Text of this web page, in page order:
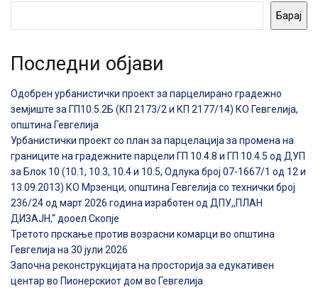
Барај
Последни објави
Одобрен урбанистички проект за парцелирано градежно
земјиште за ГП10.5.2Б (КП 2173/2 и КП 2177/14) КО Гевгелија,
општина Гевгелија
Урбанистички проект со план за парцелација за промена на
границите на градежните парцели ГП 10.4.8 и ГП 10.4.5 од ДУП
за Блок 10 (10.1, 10.3, 10.4 и 10.5, Одлука број 07-1667/1 од 12 и
13.09.2013) КО Мрзенци, општина Гевгелија со технички број
236/24 од март 2026 година изработен од ДПУ,,ПЛАН
ДИЗАЈН,“ дооел Скопје
Третото прскање против возрасни комарци во општина
Гевгелија на 30 јули 2026
Започна реконструкцијата на просторија за едукативен
центар во Пионерскиот дом во Гевгелија